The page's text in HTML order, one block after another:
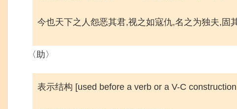
今也天下之人怨恶其君,视之如寇仇,名之为独夫,固
〈助〉
表示结构 [used before a verb or a V-C